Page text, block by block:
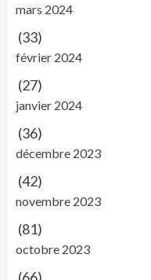
mars 2024
(33)
février 2024
(27)
janvier 2024
(36)
décembre 2023
(42)
novembre 2023
(81)
octobre 2023